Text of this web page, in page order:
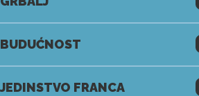
BUDUĆNOST
JEDINSTVO FRANCA